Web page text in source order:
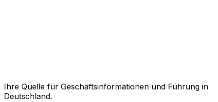
Ihre Quelle für Geschäftsinformationen und Führung in
Deutschland.